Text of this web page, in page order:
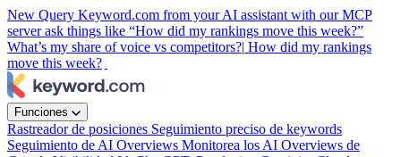
New Query Keyword.com from your AI assistant with our MCP
server ask things like “How did my rankings move this week?”
What’s my share of voice vs competitors?| How did my rankings
move this week?
Funciones
Rastreador de posiciones Seguimiento preciso de keywords
Seguimiento de AI Overviews Monitorea los AI Overviews de